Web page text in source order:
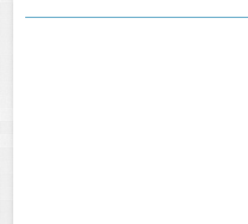
своего кредита, взвесьте